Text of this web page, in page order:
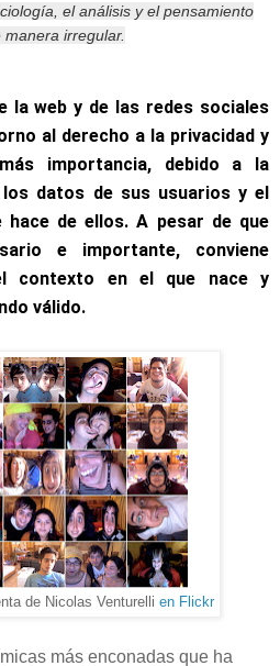
el análisis y el pensamiento
irregular.
la web y de las redes sociales
al derecho a la privacidad y
importancia, debido a la
datos de sus usuarios y el
hace de ellos. A pesar de que
e importante, conviene
contexto en el que nace y
válido.
de Nicolas Venturelli en Flickr
más enconadas que ha